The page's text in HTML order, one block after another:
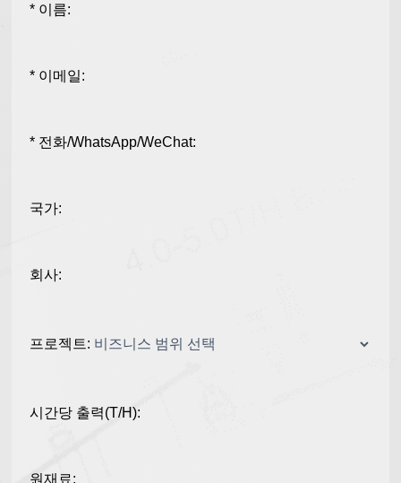
* 이름:
* 이메일:
* 전화/WhatsApp/WeChat:
국가:
회사:
프로젝트:
시간당 출력(T/H):
원재료: